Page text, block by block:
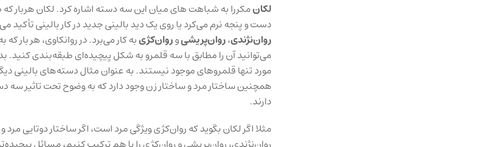
لکانمکررا به شباهت های میان این سه دسته اشاره کرد. لکان هربار
دست و پنجه نرم می‌کرد یا روی یک دید بالینی جدید در کار بالینی تأکید
روان‌نژندی،روان‌پریشیوروان‌کژیبه کار می‌برد. در روانکاوی، هر بار
می‌توانید آن را مطابق با سه قلمرو به شکل پیچیده‌ای طبقه‌بندی
مورد تنها قلمروهای موجود نیستند. به عنوان مثال دسته‌های بالینی
همچنین ساختار مرد و ساختار زن وجود دارد که به وضوح تحت تاثیر سه
دارند.
مثلا اگر لکان بگوید که روان‌کژی ویژگی مرد است، اگر ساختار دوتایی مرد